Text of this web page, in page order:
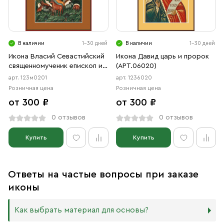
В наличии 1-30 дней
Икона Власий Севастийский
священномученик епископ и
Спиридон Тримифунтский
Святитель (АРТ.м0201)
арт. 123м0201
Розничная цена
от 300 ₽
0 отзывов
Купить
В наличии 1-30 дней
Икона Давид царь и пророк
(АРТ.06020)
арт. 1236020
Розничная цена
от 300 ₽
0 отзывов
Купить
Ответы на частые вопросы при заказе
иконы
Как выбрать материал для основы?